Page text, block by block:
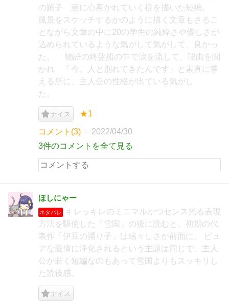
の踊子 薫に心惹かれていく様を描いた短編。
風景をスケッチするかのように描く文章もさるこ
とながら文章の中に20の学生の純粋さや優しさが
込められているような気がして気がして、良かっ
た。 物語の終盤船の中で涙を流して、理由を聞
かれ 「今。人と別れてきたんです」と素直に答
える所に、主人公の性格が出ている気がし
た。
ナイス ★1
コメント(3)
2022/04/30
3件のコメントを全て見る
ほしにゃー
ネタバレ
キレッキレのミニマルかつセンス光る表現
方法を駆使した「雪国」の後に読むと、初期の代
表作「伊豆の踊り子」は瑞々しさが前面に。 ピュ
アな愛情に浄化されるという主題は同じで、主人
公が若く短編なのもあって雪国よりもスッキリし
た読後感。
ナイス